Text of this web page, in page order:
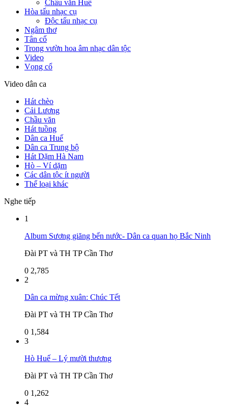
Chầu văn Huế
Hòa tấu nhạc cụ
Độc tấu nhạc cụ
Ngâm thơ
Tân cổ
Trong vườn hoa âm nhạc dân tộc
Video
Vọng cổ
Video dân ca
Hát chèo
Cải Lương
Chầu văn
Hát tuồng
Dân ca Huế
Dân ca Trung bộ
Hát Dặm Hà Nam
Hò – Ví dặm
Các dân tộc ít người
Thể loại khác
Nghe tiếp
1
Album Sương giăng bến nước- Dân ca quan họ Bắc Ninh
Đài PT và TH TP Cần Thơ
0 2,785
2
Dân ca mừng xuân: Chúc Tết
Đài PT và TH TP Cần Thơ
0 1,584
3
Hò Huế – Lý mười thương
Đài PT và TH TP Cần Thơ
0 1,262
4